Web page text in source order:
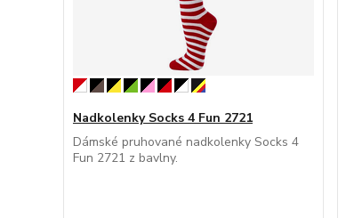
Nadkolenky Socks 4 Fun 2721
Dámské pruhované nadkolenky Socks 4
Fun 2721 z bavlny.